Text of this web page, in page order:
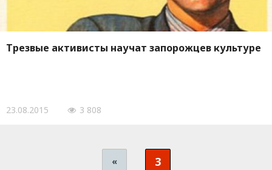
Трезвые активисты научат запорожцев культуре
23.08.2015 3 808
« 3